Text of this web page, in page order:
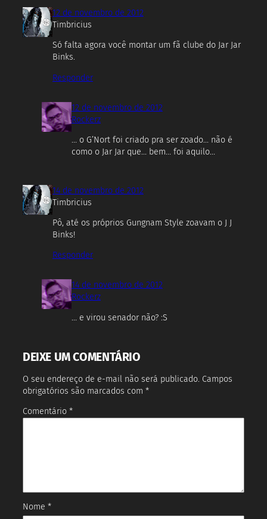
12 de novembro de 2012
Timbricius
Só falta agora você montar um fã clube do Jar Jar
Binks.
Responder
12 de novembro de 2012
Rockerz
… o G’Nort foi criado pra ser zoado… não é
como o Jar Jar que… bem… foi aquilo…
14 de novembro de 2012
Timbricius
Pô, até os próprios Gungnam Style zoavam o J J
Binks!
Responder
14 de novembro de 2012
Rockerz
… e virou senador não? :S
DEIXE UM COMENTÁRIO
O seu endereço de e-mail não será publicado. Campos
obrigatórios são marcados com *
Comentário *
Nome *